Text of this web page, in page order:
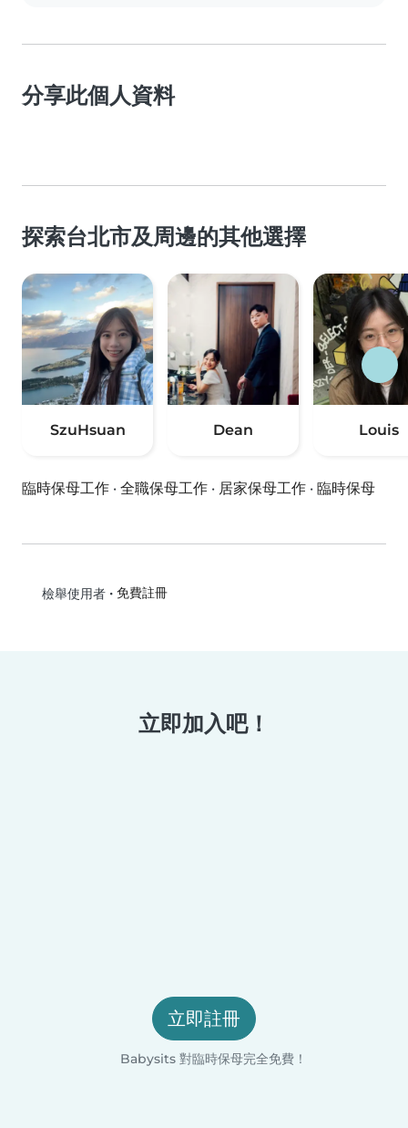
分享此個人資料
探索台北市及周邊的其他選擇
SzuHsuan Dean Louis
臨時保母工作 · 全職保母工作 · 居家保母工作 · 臨時保母
檢舉使用者• 免費註冊
立即加入吧！
立即註冊
Babysits 對臨時保母完全免費！